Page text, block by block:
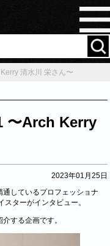
Meister interview vol.31 〜Arch Kerry 清水川 栄さん〜
〜Arch Kerry
2023年01月25日
しているプロフェッショナ
ターがインタビュー。
する企画です。